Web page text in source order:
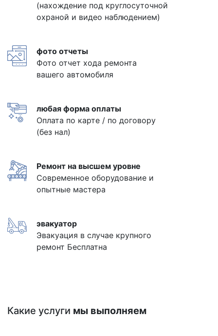
(нахождение под круглосуточной
охраной и видео наблюдением)
фото отчеты
Фото отчет хода ремонта
вашего автомобиля
любая форма оплаты
Оплата по карте / по договору
(без нал)
Ремонт на высшем уровне
Современное оборудование и
опытные мастера
эвакуатор
Эвакуация в случае крупного
ремонт Бесплатна
Какие услуги мы выполняем